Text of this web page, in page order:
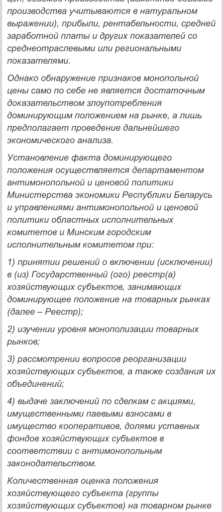
производства учи­тываются в натуральном
выражении), прибыли, рентабель­ности, средней
заработной платы и других показателей со
среднеотраслевыми или региональными
показателями.
Однако обнаружение признаков монопольной
цены само по себе не является достаточным
доказательством злоупотреб­ления
доминирующим положением на рынке, а лишь
предполагает проведение дальнейшего
экономического анализа.
Установление факта доминирующего
положения осуществляется департаментом
антимонопольной и ценовой политики
Министерства экономики Республики Беларусь
и управлениями антимонопольной и ценовой
политики областных исполнительных
комитетов и Минским городским
исполнительным комитетом при:
1) принятии решений о включении (исключении)
в (из) Государственный (ого) реестр(а)
хозяйствующих субъектов, занимающих
доминирующее положение на товарных рынках
(далее – Реестр);
2) изучении уровня монополизации товарных
рынков;
3) рассмотрении вопросов реорганизации
хозяйствующих субъектов, а также создания их
объединений;
4) выдаче заключений по сделкам с акциями,
имущественными паевыми взносами в
имущество кооперативов, долями уставных
фондов хозяйствующих субъектов в
соответствии с антимонопольным
законодательством.
Количественная оценка положения
хозяйствующего субъекта (группы
хозяйствующих субъектов) на товарном рынке